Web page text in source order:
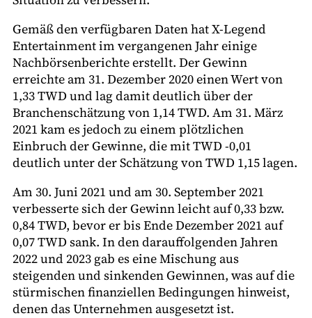
Gemäß den verfügbaren Daten hat X-Legend
Entertainment im vergangenen Jahr einige
Nachbörsenberichte erstellt. Der Gewinn
erreichte am 31. Dezember 2020 einen Wert von
1,33 TWD und lag damit deutlich über der
Branchenschätzung von 1,14 TWD. Am 31. März
2021 kam es jedoch zu einem plötzlichen
Einbruch der Gewinne, die mit TWD -0,01
deutlich unter der Schätzung von TWD 1,15 lagen.
Am 30. Juni 2021 und am 30. September 2021
verbesserte sich der Gewinn leicht auf 0,33 bzw.
0,84 TWD, bevor er bis Ende Dezember 2021 auf
0,07 TWD sank. In den darauffolgenden Jahren
2022 und 2023 gab es eine Mischung aus
steigenden und sinkenden Gewinnen, was auf die
stürmischen finanziellen Bedingungen hinweist,
denen das Unternehmen ausgesetzt ist.